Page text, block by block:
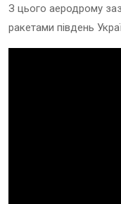
З цього аеродрому
ракетами південь